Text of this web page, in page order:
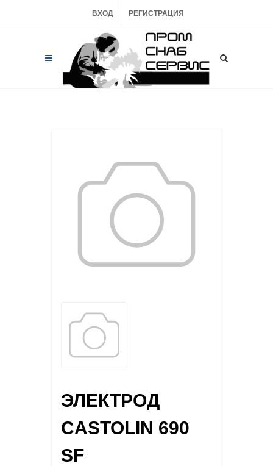
ВХОД РЕГИСТРАЦИЯ
ЭЛЕКТРОД
CASTOLIN 690
SF